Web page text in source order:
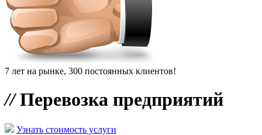
7 лет на рынке, 300 постоянных клиентов!
//Перевозка предприятий
Узнать стоимость услуги